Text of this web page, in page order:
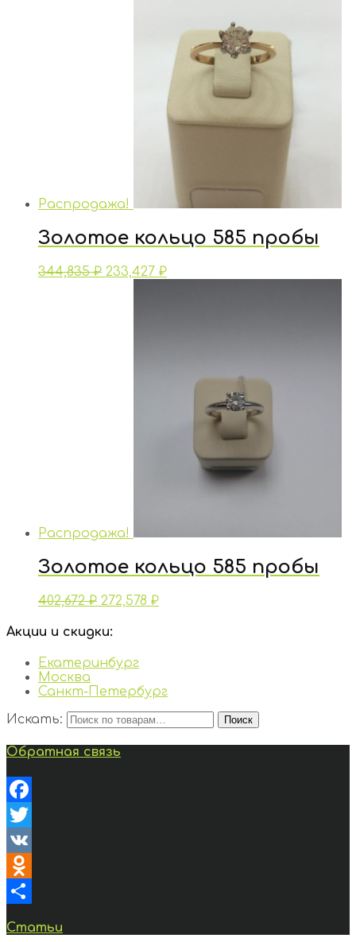
Распродажа!
Золотое кольцо 585 пробы
344,835₽ 233,427 ₽
Распродажа!
Золотое кольцо 585 пробы
402,672₽ 272,578 ₽
Акции и скидки:
Екатеринбург
Москва
Санкт-Петербург
Искать:
Поиск
Обратная связь
Facebook
Twitter
VK
Odnoklassniki
Статьи